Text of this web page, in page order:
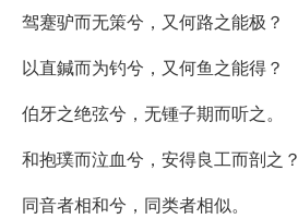
驾蹇驴而无策兮，又何路之能极？
以直鍼而为钓兮，又何鱼之能得？
伯牙之绝弦兮，无锺子期而听之。
和抱璞而泣血兮，安得良工而剖之？
同音者相和兮，同类者相似。